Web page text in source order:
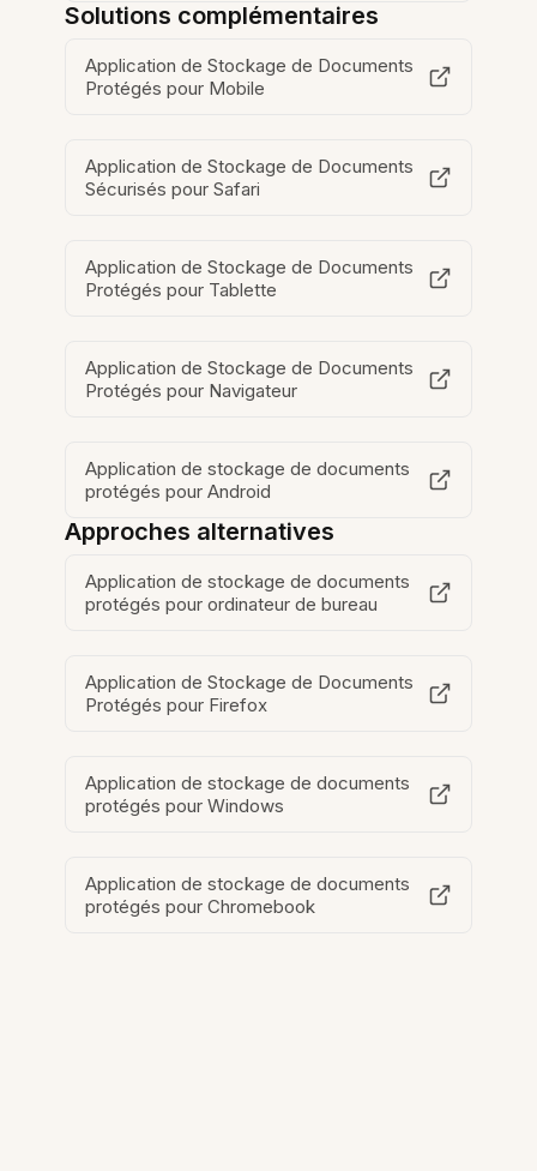
Solutions complémentaires
Application de Stockage de Documents
Protégés pour Mobile
Application de Stockage de Documents
Sécurisés pour Safari
Application de Stockage de Documents
Protégés pour Tablette
Application de Stockage de Documents
Protégés pour Navigateur
Application de stockage de documents
protégés pour Android
Approches alternatives
Application de stockage de documents
protégés pour ordinateur de bureau
Application de Stockage de Documents
Protégés pour Firefox
Application de stockage de documents
protégés pour Windows
Application de stockage de documents
protégés pour Chromebook